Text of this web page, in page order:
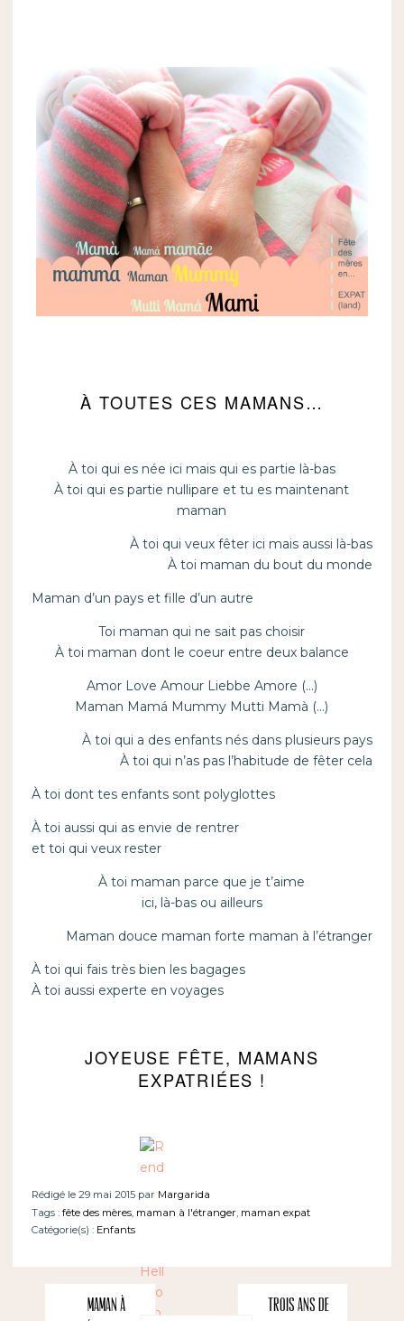
À TOUTES CES MAMANS…
À toi qui es née ici mais qui es partie là-bas
À toi qui es partie nullipare et tu es maintenant
maman
À toi qui veux fêter ici mais aussi là-bas
À toi maman du bout du monde
Maman d’un pays et fille d’un autre
Toi maman qui ne sait pas choisir
À toi maman dont le coeur entre deux balance
Amor Love Amour Liebbe Amore (…)
Maman Mamá Mummy Mutti Mamà (…)
À toi qui a des enfants nés dans plusieurs pays
À toi qui n’as pas l’habitude de fêter cela
À toi dont tes enfants sont polyglottes
À toi aussi qui as envie de rentrer
et toi qui veux rester
À toi maman parce que je t’aime
ici, là-bas ou ailleurs
Maman douce maman forte maman à l’étranger
À toi qui fais très bien les bagages
À toi aussi experte en voyages
JOYEUSE FÊTE, MAMANS
EXPATRIÉES !
Rédigé le 29 mai 2015 par Margarida
Tags : fête des mères, maman à l'étranger, maman expat
Catégorie(s) : Enfants
Maman à Trois ans de